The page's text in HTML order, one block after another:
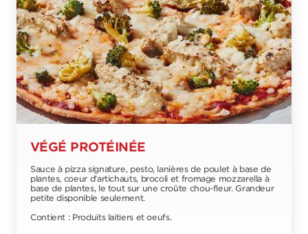
VÉGÉ PROTÉINÉE
Sauce à pizza signature, pesto, lanières de poulet à base de
plantes, coeur d'artichauts, brocoli et fromage mozzarella à
base de plantes, le tout sur une croûte chou-fleur. Grandeur
petite disponible seulement.
Contient : Produits laitiers et oeufs.